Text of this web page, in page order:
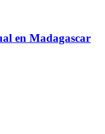
en Madagascar